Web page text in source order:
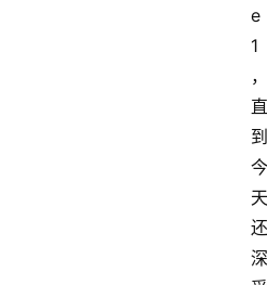
e
1
，
直
到
今
天
还
深